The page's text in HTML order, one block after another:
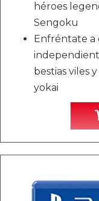
héroes
Sengoku
Enfréntate a
bestias viles
yokai